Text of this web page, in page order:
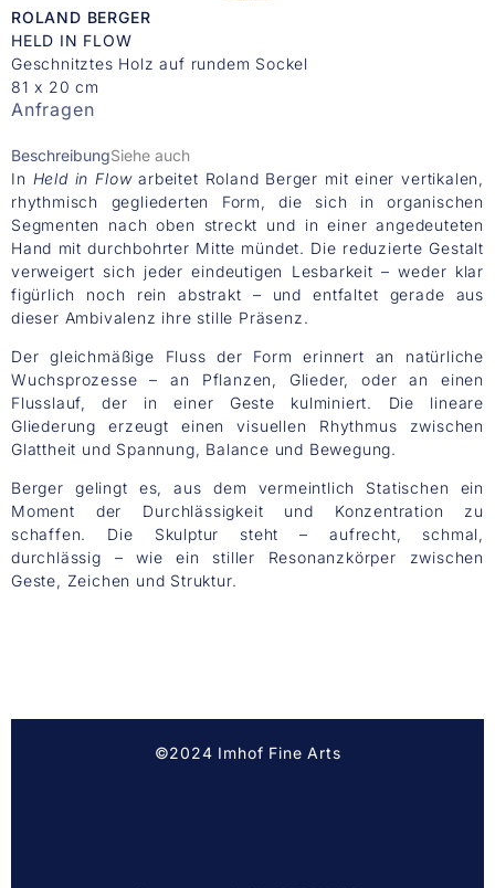
ROLAND BERGER
HELD IN FLOW
Geschnitztes Holz auf rundem Sockel
81 x 20 cm
Anfragen
BeschreibungSiehe auch
In Held in Flowarbeitet Roland Berger mit einer vertikalen,
rhythmisch gegliederten Form, die sich in organischen
Segmenten nach oben streckt und in einer angedeuteten
Hand mit durchbohrter Mitte mündet. Die reduzierte Gestalt
verweigert sich jeder eindeutigen Lesbarkeit – weder klar
figürlich noch rein abstrakt – und entfaltet gerade aus
dieser Ambivalenz ihre stille Präsenz.
Der gleichmäßige Fluss der Form erinnert an natürliche
Wuchsprozesse – an Pflanzen, Glieder, oder an einen
Flusslauf, der in einer Geste kulminiert. Die lineare
Gliederung erzeugt einen visuellen Rhythmus zwischen
Glattheit und Spannung, Balance und Bewegung.
Berger gelingt es, aus dem vermeintlich Statischen ein
Moment der Durchlässigkeit und Konzentration zu
schaffen. Die Skulptur steht – aufrecht, schmal,
durchlässig – wie ein stiller Resonanzkörper zwischen
Geste, Zeichen und Struktur.
©2024 Imhof Fine Arts